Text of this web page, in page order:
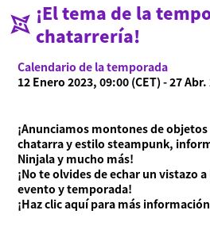
¡El tema de la
chatarrería!
Calendario de la temporada
12 Enero 2023, 09:00 (CET) - 27
¡Anunciamos montones de
chatarra y estilo steampunk,
Ninjala y mucho más!
¡No te olvides de echar un vistazo
evento y temporada!
¡Haz clic aquí para más